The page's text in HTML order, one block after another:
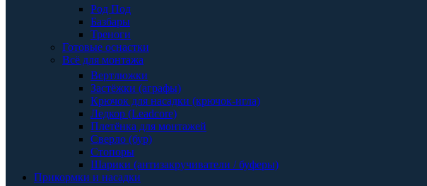
Род Под
Базбары
Треноги
Готовые оснастки
Всё для монтажа
Вертлюжки
Застёжки (аграфы)
Крючок для насадки (крючок-игла)
Ледкор (Leadcore)
Плетёнка для монтажей
Сверло (бур)
Стопоры
Шарики (антизакручиватели / буферы)
Прикормки и насадки